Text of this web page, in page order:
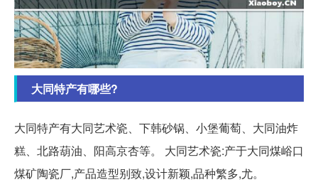
大同特产有哪些?
大同特产有大同艺术瓷、下韩砂锅、小堡葡萄、大同油炸
糕、北路葫油、阳高京杏等。 大同艺术瓷:产于大同煤峪口
煤矿陶瓷厂,产品造型别致,设计新颖,品种繁多,尤。